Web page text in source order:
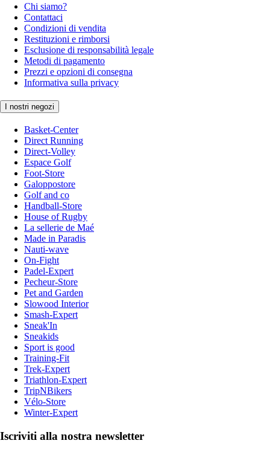
Chi siamo?
Contattaci
Condizioni di vendita
Restituzioni e rimborsi
Esclusione di responsabilità legale
Metodi di pagamento
Prezzi e opzioni di consegna
Informativa sulla privacy
I nostri negozi
Basket-Center
Direct Running
Direct-Volley
Espace Golf
Foot-Store
Galoppostore
Golf and co
Handball-Store
House of Rugby
La sellerie de Maé
Made in Paradis
Nauti-wave
On-Fight
Padel-Expert
Pecheur-Store
Pet and Garden
Slowood Interior
Smash-Expert
Sneak'In
Sneakids
Sport is good
Training-Fit
Trek-Expert
Triathlon-Expert
TripNBikers
Vélo-Store
Winter-Expert
Iscriviti alla nostra newsletter